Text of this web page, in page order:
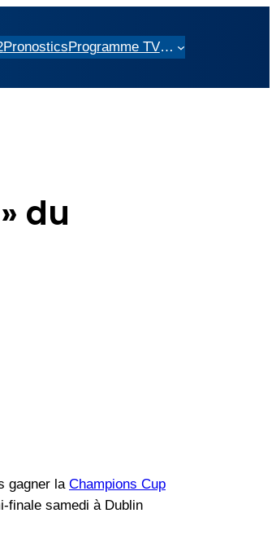
PronosticsProgramme TV…
du
gagner la Champions Cup
finale samedi à Dublin